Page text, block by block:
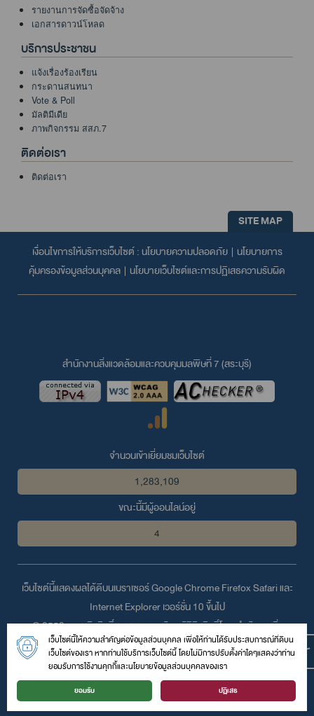
รายงานการจัดซื้อจัดจ้าง
เอกสารดาวน์โหลด
บริการประชาชน
แจ้งเรื่องร้องเรียน
กระดานสนทนา
Vote & Poll
มัลติมีเดีย
ภาพกิจกรรม สสภ.7
ติดต่อเรา
ติดต่อเรา
SITE MAP
เงื่อนไขการให้บริการเว็บไซต์ : นโยบายความปลอดภัย| นโยบายการ
คุ้มครองข้อมูลส่วนบุคคล | นโยบายเว็บไซต์และการปฏิเสธความรับผิด
สำนักงานสิ่งแวดล้อมและควบคุมมลพิษที่ 7 (สระบุรี)
จำนวนเข้าเยี่ยมชมเว็บไซต์
1,283,109
ขณะนี้มีผู้ออนไลน์อยู่
4
เว็บไซต์นี้แสดงผลได้ดีบนเบราเซอร์Google ChromeFirefoxSafariและ
Internet Explorerเวอร์ชั่น 10 ขึ้นไป
© 2559 สงวนลิขสิทธิ์ตามพระราชบัญญัติลิขสิทธิ์โดย สำนักงานสิ่ง
แวดล้อมและควบคุมมลพิษที่ 7 (สระบุรี)
สำนักงานสิ่งแวดล้อมและควบคุมมลพิษที่ 7(สระบุรี) เลขที่ 12 หมู่ 2 ถนนสาย
คู่ ตำบลพระพุทธบาท อำเภอพระพุทธบาท จังหวัดสระบุรี 18120 ไทย
โทรศัพท์ :0-3626-6202| โทรสาร : | อีเมล์ :epo07@pcd.go.th
เว็บไซต์นี้ให้ความสำคัญต่อข้อมูลส่วนบุคคล เพื่อให้ท่านได้รับประสบการณ์ที่ดีบน
เว็บไซต์ของเรา หากท่านใช้บริการเว็บไซต์นี้ โดยไม่มีการปรับตั้งค่าใดๆแสดงว่าท่าน
ยอมรับการใช้งานคุกกี้และนโยบายข้อมูลส่วนบุคคลของเรา
ยอมรับ ปฏิเสธ